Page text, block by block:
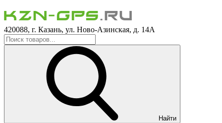
420088, г. Казань, ул. Ново-Азинская, д. 14А
Найти